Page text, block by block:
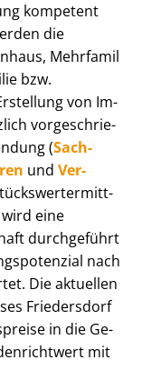
kompetent
die
Mehr­fa­mi­l
bzw.
von Im­
vor­ge­schrie­
(Sach­
und Ver­
eine
durchgeführt
nach
Die aktuellen
Friedersdorf
in die Ge­
mit